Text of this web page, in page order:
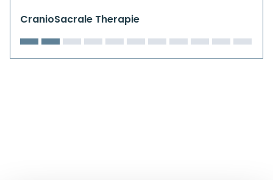
CranioSacrale Therapie
Kursorte mit Kursangeboten